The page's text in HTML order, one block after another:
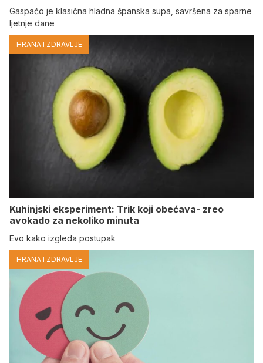
Gaspaćo je klasična hladna španska supa, savršena za sparne
ljetnje dane
HRANA I ZDRAVLJE
Kuhinjski eksperiment: Trik koji obećava- zreo
avokado za nekoliko minuta
Evo kako izgleda postupak
HRANA I ZDRAVLJE